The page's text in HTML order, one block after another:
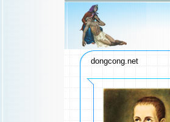
dongcong.net